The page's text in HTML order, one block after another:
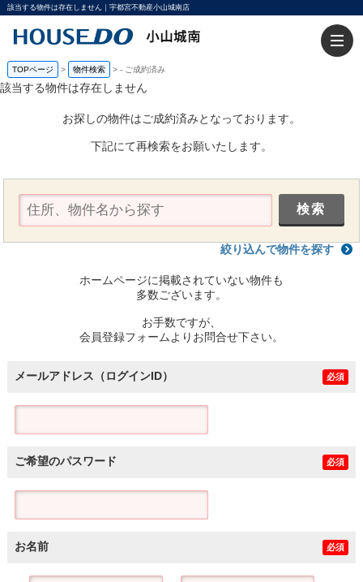
該当する物件は存在しません｜宇都宮不動産小山城南店
TOPページ > 物件検索 >- ご成約済み
該当する物件は存在しません
お探しの物件はご成約済みとなっております。
下記にて再検索をお願いたします。
絞り込んで物件を探す
ホームページに掲載されていない物件も
多数ございます。
お手数ですが、
会員登録フォームよりお問合せ下さい。
メールアドレス（ログインID） 必須
ご希望のパスワード 必須
お名前 必須